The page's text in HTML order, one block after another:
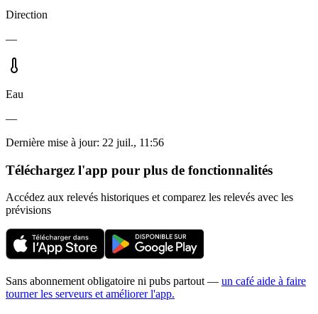
Direction
—
Eau
—
Dernière mise à jour: 22 juil., 11:56
Téléchargez l'app pour plus de fonctionnalités
Accédez aux relevés historiques et comparez les relevés avec les
prévisions
Sans abonnement obligatoire ni pubs partout — un café aide à faire
tourner les serveurs et améliorer l'app.